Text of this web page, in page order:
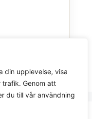
din upplevelse, visa
trafik. Genom att
du till vår användning